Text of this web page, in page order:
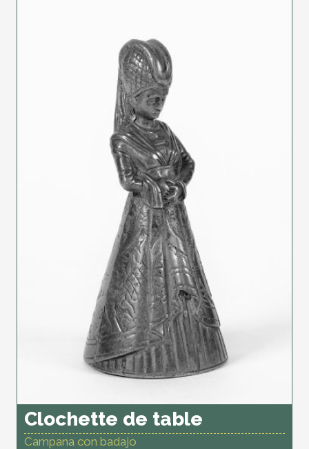
Clochette de table
Campana con badajo